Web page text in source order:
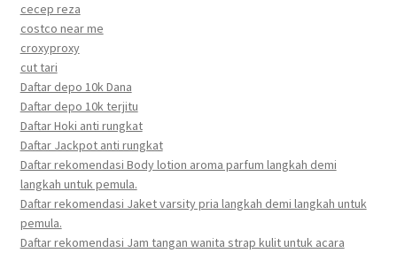
cecep reza
costco near me
croxyproxy
cut tari
Daftar depo 10k Dana
Daftar depo 10k terjitu
Daftar Hoki anti rungkat
Daftar Jackpot anti rungkat
Daftar rekomendasi Body lotion aroma parfum langkah demi
langkah untuk pemula.
Daftar rekomendasi Jaket varsity pria langkah demi langkah untuk
pemula.
Daftar rekomendasi Jam tangan wanita strap kulit untuk acara